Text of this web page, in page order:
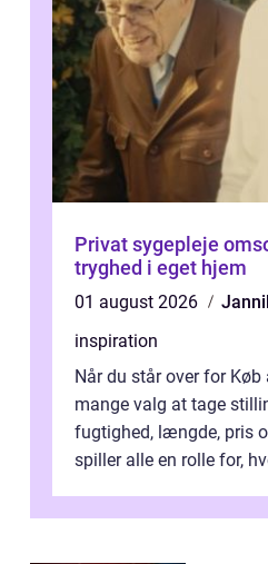
Privat sygepleje omsorg, kontinuitet og
tryghed i eget hjem
01 august 2026
inspiration
Når du står over for
mange valg at tage
fugtighed, længde, pris
spiller alle en rolle for,